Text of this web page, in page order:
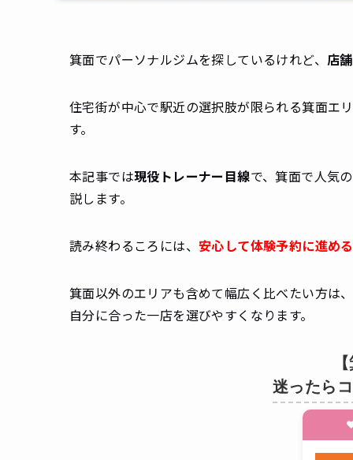
箕面でパーソナルジムを探しているけれど、 店
住宅街が中心で駅近の選択肢が限られる箕面エ
す。
本記事では現役トレーナー目線で、箕面で人気
説します。
読み終わるころには、 安心して体験予約に進め
箕面以外のエリアも含めて幅広く比べたい方は、
自分に合った一店を選びやすくなります。
迷ったら